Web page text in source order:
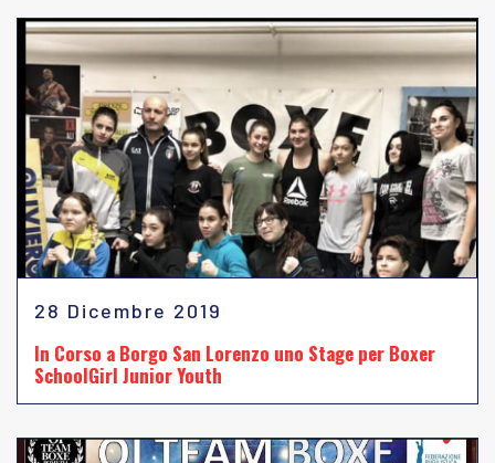
28 Dicembre 2019
In Corso a Borgo San Lorenzo uno Stage per Boxer
SchoolGirl Junior Youth